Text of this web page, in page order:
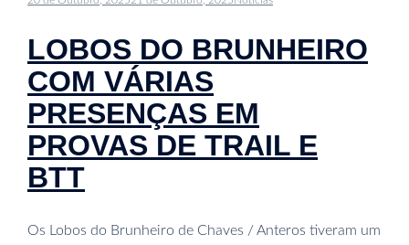
LOBOS DO BRUNHEIRO
COM VÁRIAS
PRESENÇAS EM
PROVAS DE TRAIL E
BTT
Os Lobos do Brunheiro de Chaves / Anteros tiveram um